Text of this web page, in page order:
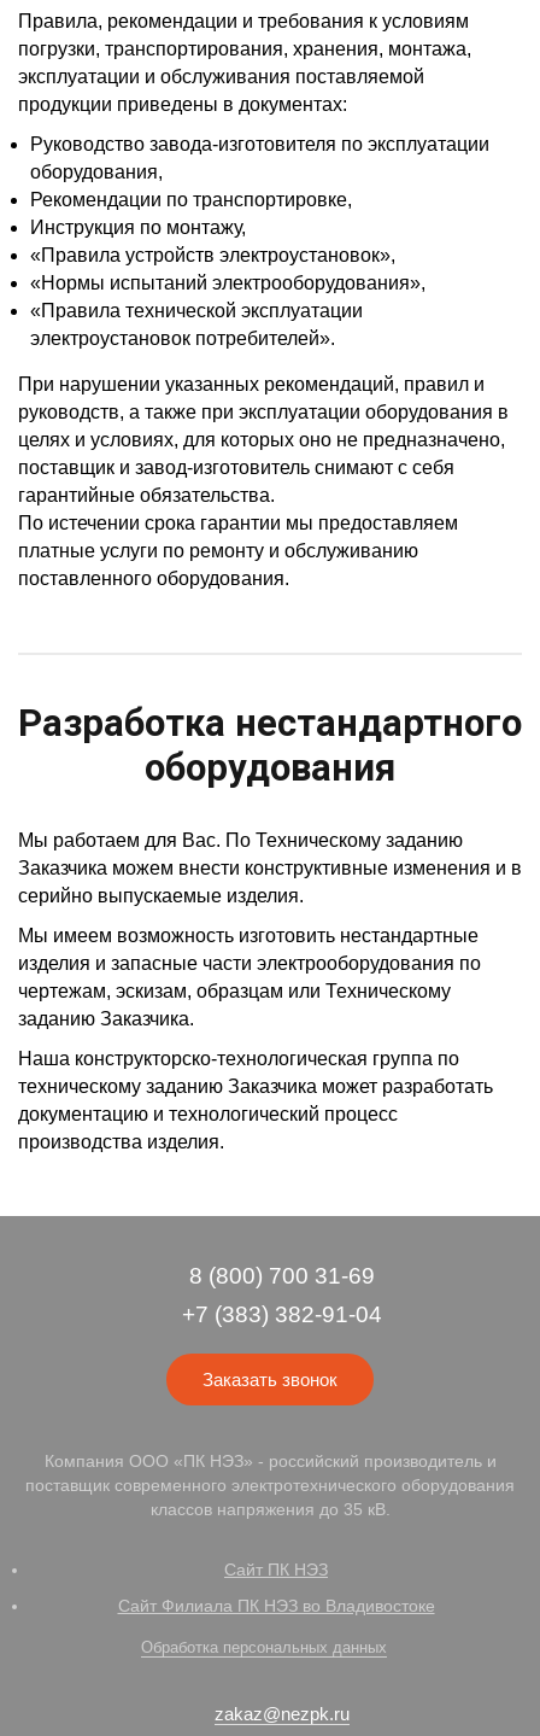
Правила, рекомендации и требования к условиям
погрузки, транспортирования, хранения, монтажа,
эксплуатации и обслуживания поставляемой
продукции приведены в документах:
Руководство завода-изготовителя по эксплуатации
оборудования,
Рекомендации по транспортировке,
Инструкция по монтажу,
«Правила устройств электроустановок»,
«Нормы испытаний электрооборудования»,
«Правила технической эксплуатации
электроустановок потребителей».
При нарушении указанных рекомендаций, правил и
руководств, а также при эксплуатации оборудования в
целях и условиях, для которых оно не предназначено,
поставщик и завод-изготовитель снимают с себя
гарантийные обязательства.
По истечении срока гарантии мы предоставляем
платные услуги по ремонту и обслуживанию
поставленного оборудования.
Разработка нестандартного
оборудования
Мы работаем для Вас. По Техническому заданию
Заказчика можем внести конструктивные изменения и в
серийно выпускаемые изделия.
Мы имеем возможность изготовить нестандартные
изделия и запасные части электрооборудования по
чертежам, эскизам, образцам или Техническому
заданию Заказчика.
Наша конструкторско-технологическая группа по
техническому заданию Заказчика может разработать
документацию и технологический процесс
производства изделия.
8 (800) 700 31-69
+7 (383) 382-91-04
Заказать звонок
Компания ООО «ПК НЭЗ» - российский производитель и
поставщик современного электротехнического оборудования
классов напряжения до 35 кВ.
Сайт ПК НЭЗ
Сайт Филиала ПК НЭЗ во Владивостоке
Обработка персональных данных
zakaz@nezpk.ru